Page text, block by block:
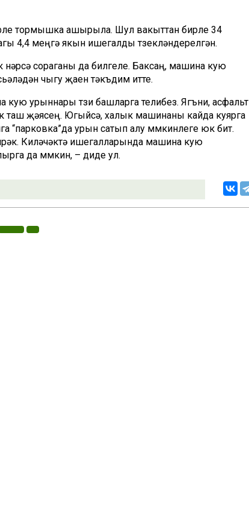
тормышка ашырыла. Шул вакыттан бирле 34
4,4 меңгә якын ишегалды төзекләндерелгән.
сораганы да билгеле. Баксаң, машина кую
чыгу җаен тәкъдим итте.
урыннары төзи башларга телибез. Ягъни, асфальт
таш җәясең. Югыйсә, халык машинаны кайда куярга
“парковка”да урын сатып алу мөмкинлеге юк бит.
Киләчәктә ишегалларында машина кую
да мөмкин, – диде ул.